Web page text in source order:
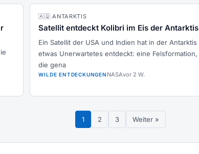
🇦🇶 ANTARKTIS
Satellit entdeckt Kolibri im Eis der Antarktis
Ein Satellit der USA und Indien hat in der Antarktis
etwas Unerwartetes entdeckt: eine Felsformation,
die gena
WILDE ENTDECKUNGEN NASAvor 2 W.
1 2 3 Weiter »